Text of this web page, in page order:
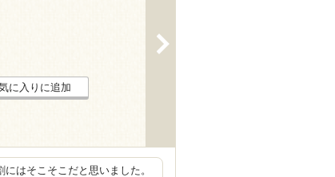
に入りに追加
はそこそこだと思いました。